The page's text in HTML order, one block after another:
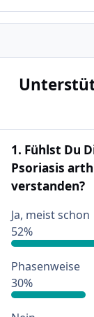
1. Fühlst Du
Psoriasis
verstanden?
Ja, meist schon
52%
Phasenweise
30%